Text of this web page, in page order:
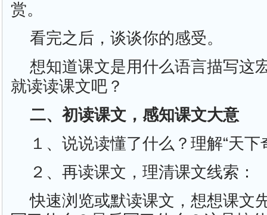
赏。
看完之后，谈谈你的感受。
想知道课文是用什么语言描写这
就读读课文吧？
二、初读课文，感知课文大意
１、说说读懂了什么？理解“天下
２、再读课文，理清课文线索：
快速浏览或默读课文，想想课文